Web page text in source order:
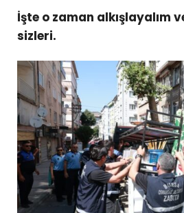
İşte o zaman alkışlayalım
sizleri.